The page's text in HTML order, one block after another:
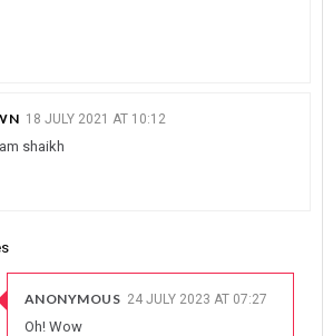
18 JULY 2021 AT 10:12
shaikh
ANONYMOUS 24 JULY 2023 AT 07:27
Oh! Wow